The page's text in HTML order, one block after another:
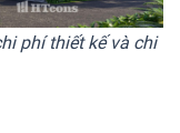
phí thiết kế và chi